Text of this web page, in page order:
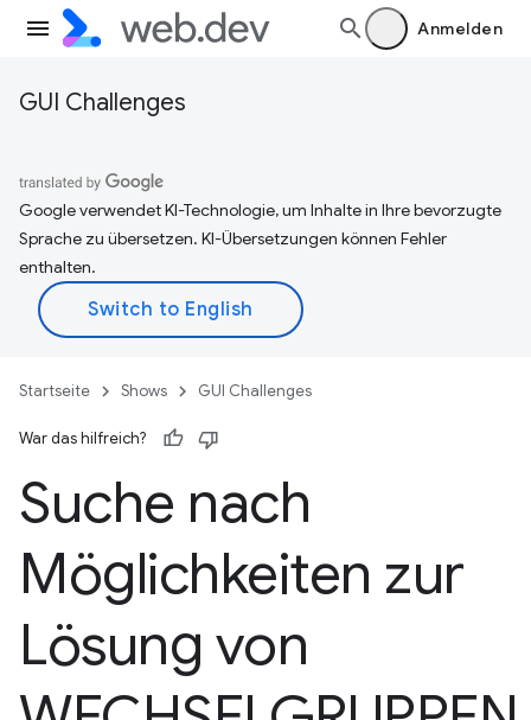
Anmelden
GUI Challenges
Google verwendet KI-Technologie, um Inhalte in Ihre bevorzugte
Sprache zu übersetzen. KI-Übersetzungen können Fehler
enthalten.
Startseite Shows GUI Challenges
War das hilfreich?
Suche nach
Möglichkeiten zur
Lösung von